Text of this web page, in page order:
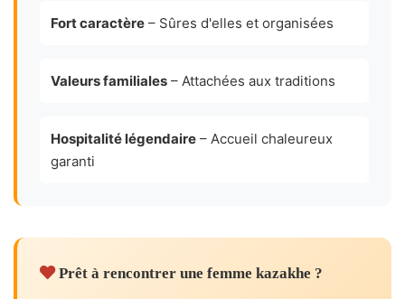
Fort caractère – Sûres d'elles et organisées
Valeurs familiales – Attachées aux traditions
Hospitalité légendaire – Accueil chaleureux
garanti
Prêt à rencontrer une femme kazakhe ?